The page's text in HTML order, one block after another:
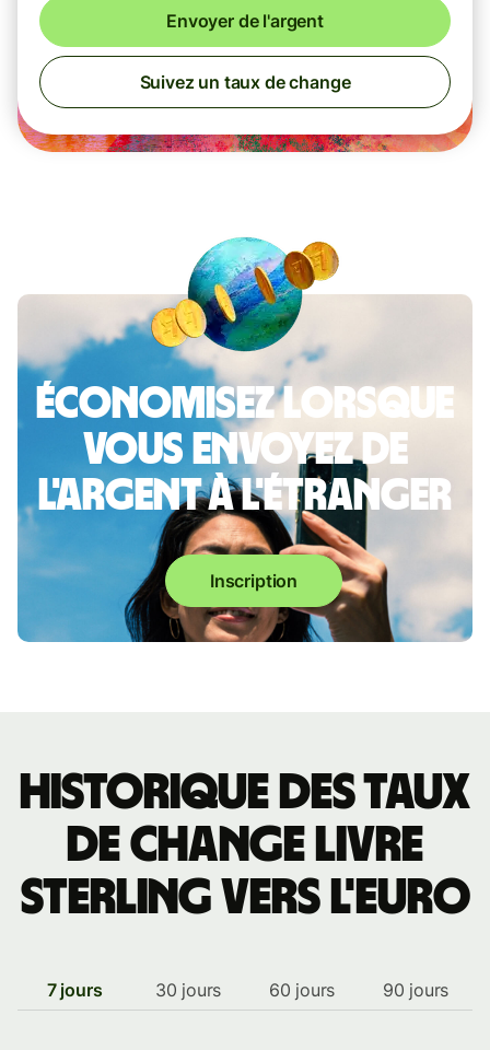
Envoyer de l'argent
Suivez un taux de change
Économisez lorsque
vous envoyez de
l'argent à l'étranger
Inscription
Historique des taux
de change livre
sterling vers l'euro
7 jours 30 jours 60 jours 90 jours